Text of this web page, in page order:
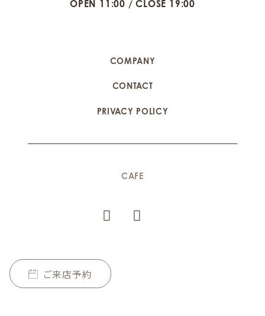
ご来店予約
OPEN 11:00 / CLOSE 19:00
COMPANY
CONTACT
PRIVACY POLICY
CAFE